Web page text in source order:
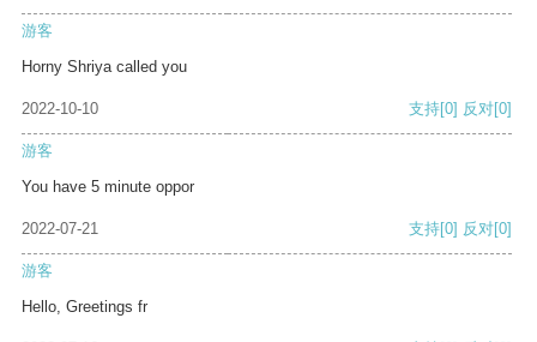
游客
Horny Shriya called you
2022-10-10 支持[0] 反对[0]
游客
You have 5 minute oppor
2022-07-21 支持[0] 反对[0]
游客
Hello, Greetings fr